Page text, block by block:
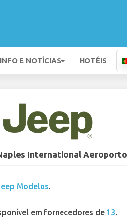
INFO E NOTÍCIAS HOTÉIS
International Aeroporto
Modelos.
em fornecedores de 13.